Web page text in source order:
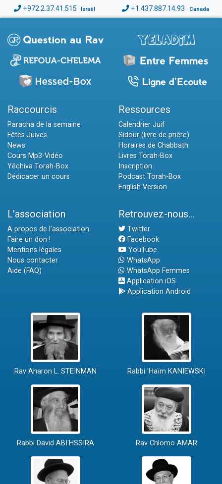
+972.2.37.41.515 Israël +1.437.887.14.93 Canada
Raccourcis
Paracha de la semaine
Fêtes Juives
News
Cours Mp3-Vidéo
Yéchiva Torah-Box
Dédicacer un cours
Ressources
Calendrier Juif
Sidour (livre de prière)
Horaires de Chabbath
Livres Torah-Box
Inscription
Podcast Torah-Box
English Version
L'association
A propos de l'association
Faire un don !
Mentions légales
Nous contacter
Aide (FAQ)
Retrouvez-nous...
Twitter
Facebook
YouTube
WhatsApp
WhatsApp Femmes
Application iOS
Application Android
Rav Aharon L. STEINMAN Rabbi 'Haïm KANIEWSKI
Rabbi David ABI'HSSIRA Rav Chlomo AMAR